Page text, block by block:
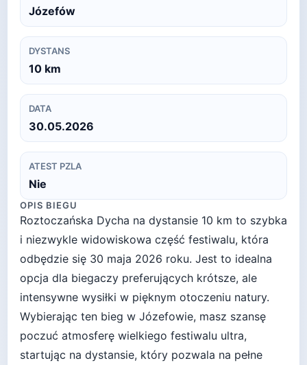
Józefów
DYSTANS
10 km
DATA
30.05.2026
ATEST PZLA
Nie
OPIS BIEGU
Roztoczańska Dycha na dystansie 10 km to szybka
i niezwykle widowiskowa część festiwalu, która
odbędzie się 30 maja 2026 roku. Jest to idealna
opcja dla biegaczy preferujących krótsze, ale
intensywne wysiłki w pięknym otoczeniu natury.
Wybierając ten bieg w Józefowie, masz szansę
poczuć atmosferę wielkiego festiwalu ultra,
startując na dystansie, który pozwala na pełne